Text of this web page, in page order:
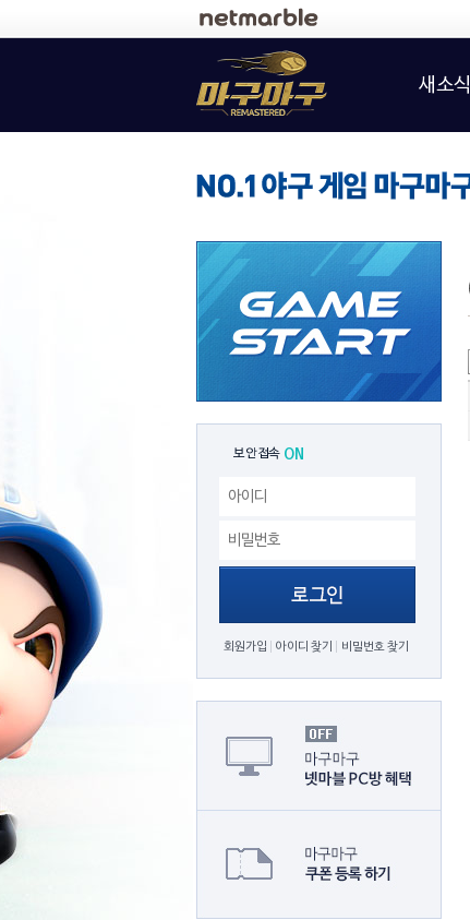
새소식
보안접속 ON
회원가입 아이디 찾기 비밀번호 찾기